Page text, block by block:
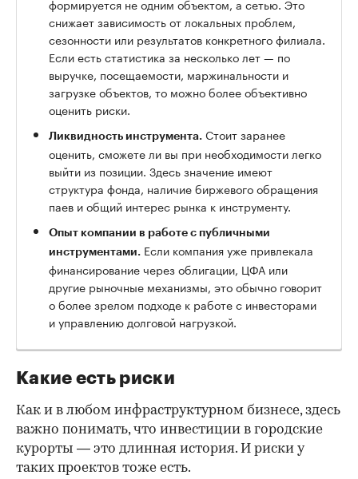
формируется не одним объектом, а сетью. Это
снижает зависимость от локальных проблем,
сезонности или результатов конкретного филиала.
Если есть статистика за несколько лет — по
выручке, посещаемости, маржинальности и
загрузке объектов, то можно более объективно
оценить риски.
Ликвидность инструмента. Стоит заранее
оценить, сможете ли вы при необходимости легко
выйти из позиции. Здесь значение имеют
структура фонда, наличие биржевого обращения
паев и общий интерес рынка к инструменту.
Опыт компании в работе с публичными
инструментами. Если компания уже привлекала
финансирование через облигации, ЦФА или
другие рыночные механизмы, это обычно говорит
о более зрелом подходе к работе с инвесторами
и управлению долговой нагрузкой.
Какие есть риски
Как и в любом инфраструктурном бизнесе, здесь
важно понимать, что инвестиции в городские
курорты — это длинная история. И риски у
таких проектов тоже есть.